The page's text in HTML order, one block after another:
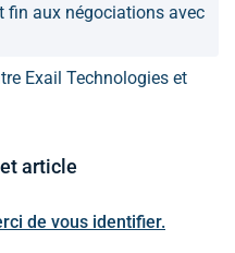
fin aux négociations avec
Exail Technologies et
article
de vous identifier.